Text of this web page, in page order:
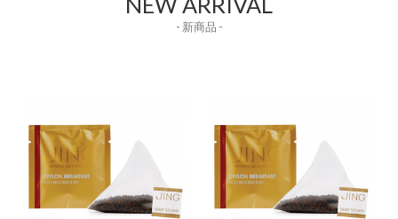
- 新商品 -